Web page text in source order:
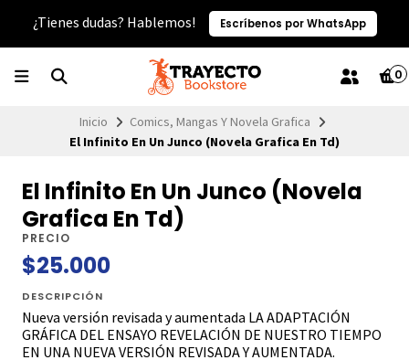
¿Tienes dudas? Hablemos! Escríbenos por WhatsApp
0
Inicio
Comics, Mangas Y Novela Grafica
El Infinito En Un Junco (Novela Grafica En Td)
El Infinito En Un Junco (Novela
Grafica En Td)
PRECIO
$25.000
DESCRIPCIÓN
Nueva versión revisada y aumentada LA ADAPTACIÓN
GRÁFICA DEL ENSAYO REVELACIÓN DE NUESTRO TIEMPO
EN UNA NUEVA VERSIÓN REVISADA Y AUMENTADA.